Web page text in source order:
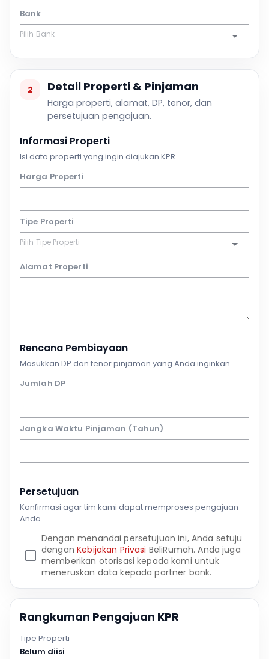
Bank
2 Detail Properti & Pinjaman
Harga properti, alamat, DP, tenor, dan
persetujuan pengajuan.
Informasi Properti
Isi data properti yang ingin diajukan KPR.
Harga Properti
Tipe Properti
Alamat Properti
Rencana Pembiayaan
Masukkan DP dan tenor pinjaman yang Anda inginkan.
Jumlah DP
Jangka Waktu Pinjaman (Tahun)
Persetujuan
Konfirmasi agar tim kami dapat memproses pengajuan
Anda.
Dengan menandai persetujuan ini, Anda setuju
denganKebijakan Privasi BeliRumah. Anda juga
memberikan otorisasi kepada kami untuk
meneruskan data kepada partner bank.
Rangkuman Pengajuan KPR
Tipe Properti
Belum diisi